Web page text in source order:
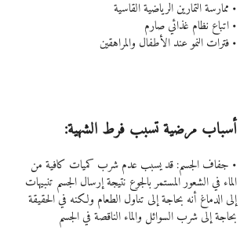
• ممارسة التمارين الرياضية القاسية
• اتباع نظام غذائي صارم
• فترات النمو عند الأطفال والمراهقين
أسباب مرضية تسبب فرط الشهية:
• جفاف الجسم: قد يسبب عدم شرب كميات كافية من
الماء في الشعور المستمر بالجوع نتيجة إرسال الجسم تنبيهات
إلى الدماغ أنه بحاجة إلى تناول الطعام ولكنه في الحقيقة
بحاجة إلى شرب السوائل والماء الناقصة في الجسم